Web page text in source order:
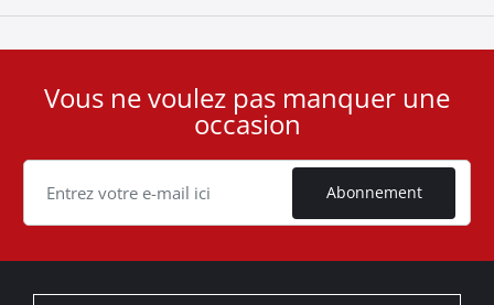
User
Cookie
Vous ne voulez pas manquer une
occasion
Abonnement